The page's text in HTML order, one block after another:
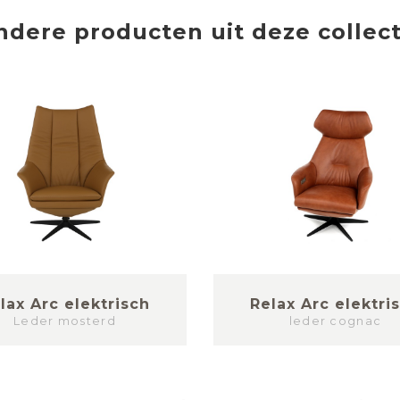
producten uit deze
Arc elektrisch
Leder mosterd
Relax Arc
leder cognac